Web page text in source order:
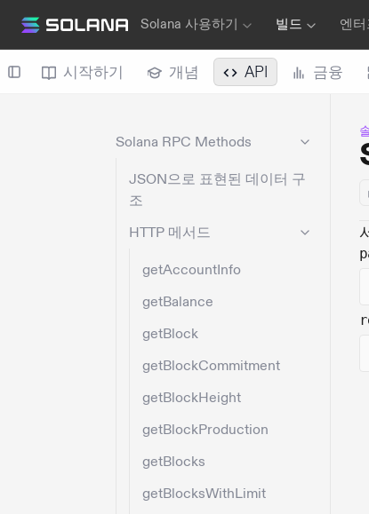
Solana 사용하기 빌드 엔
시작하기 개념 API 금융
Solana RPC Methods
JSON으로 표현된 데이터 구
조
HTTP 메서드
getAccountInfo
getBalance
getBlock
getBlockCommitment
getBlockHeight
getBlockProduction
getBlocks
getBlocksWithLimit